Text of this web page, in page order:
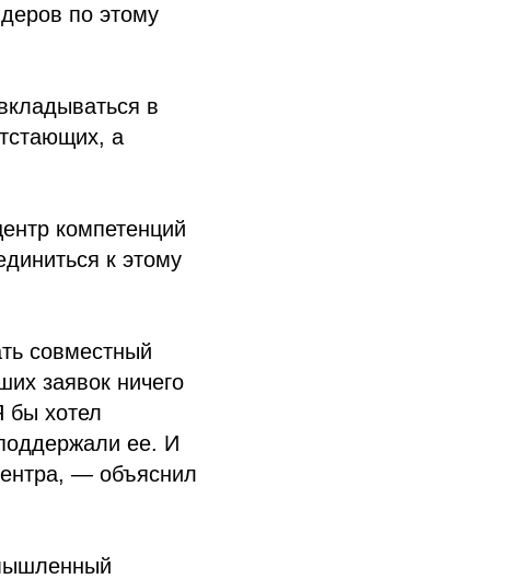
по этому
в
а
компетенций
к этому
совместный
заявок ничего
бы хотел
ее. И
— объяснил